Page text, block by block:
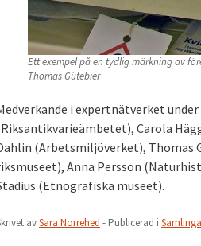
Ett exempel på en tydlig märkning av
Thomas Gütebier
i expertnätverket
Carola
(Arbetsmiljöverket), Thomas
Anna Persson
(Etnografiska museet).
avSara Norrehed - Publicerad i